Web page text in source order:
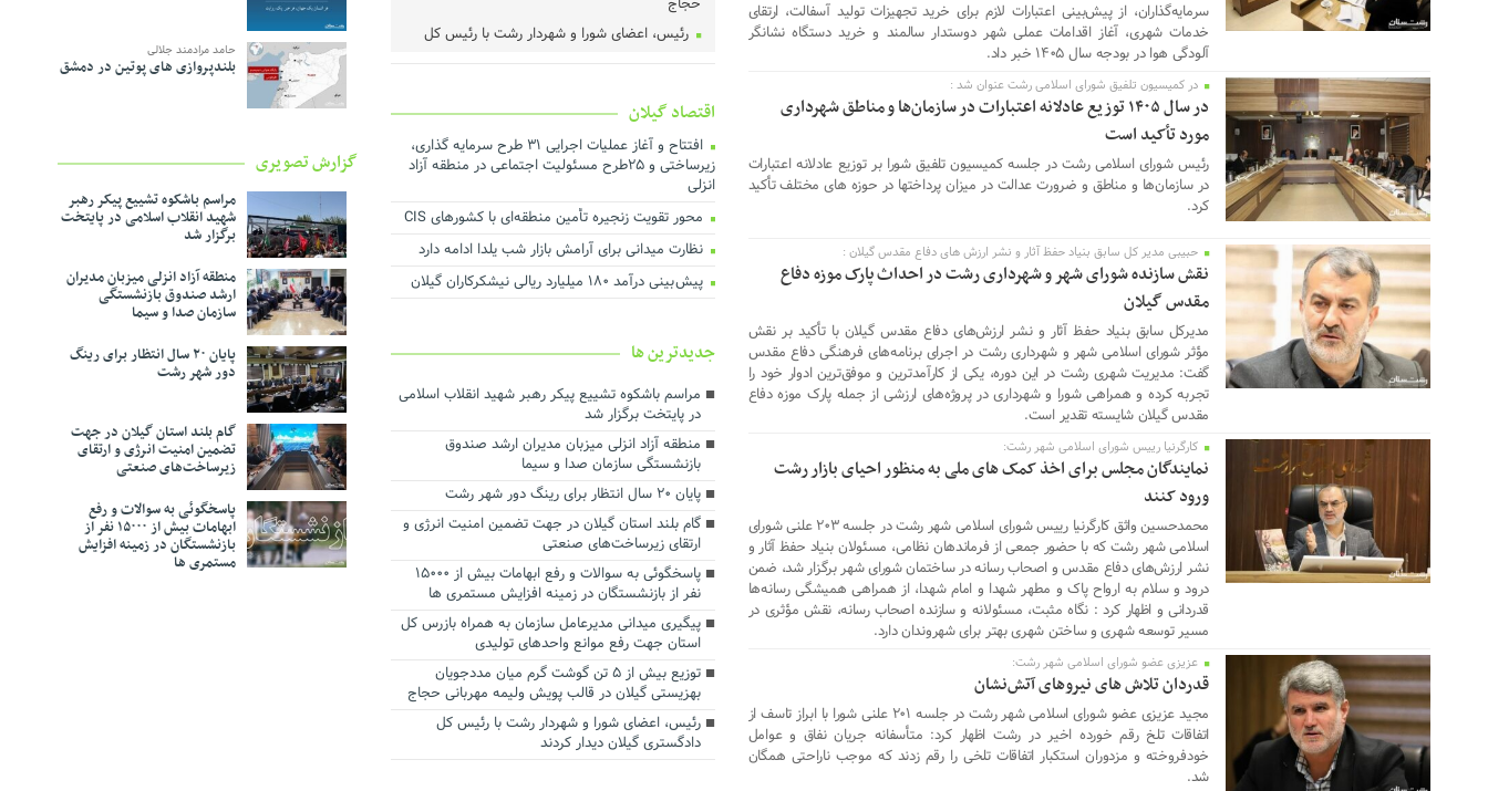
سرمایه‌گذاران، از پیش‌بینی اعتبارات لازم برای خرید تجهیزات تولید آسفالت، ارتقای
خدمات شهری، آغاز اقدامات عملی شهر دوستدار سالمند و خرید دستگاه نشانگر
آلودگی هوا در بودجه سال ۱۴۰۵ خبر داد.
08 فوریه 2026
در کمیسیون تلفیق شورای اسلامی رشت عنوان شد :
در سال ۱۴۰۵ توزیع عادلانه اعتبارات در سازمان‌ها و مناطق شهرداری
مورد تأکید است
رئیس شورای اسلامی رشت در جلسه کمیسیون تلفیق شورا بر توزیع عادلانه اعتبارات
در سازمان‌ها و مناطق و ضرورت عدالت در میزان پرداختها در حوزه های مختلف تأکید
کرد.
28 ژانویه 2026
حبیبی مدیر کل سابق بنیاد حفظ آثار و نشر ارزش های دفاع مقدس گیلان :
نقش سازنده شورای شهر و شهرداری رشت در احداث پارک موزه دفاع
مقدس گیلان
مدیرکل سابق بنیاد حفظ آثار و نشر ارزش‌های دفاع مقدس گیلان با تأکید بر نقش
مؤثر شورای اسلامی شهر و شهرداری رشت در اجرای برنامه‌های فرهنگی دفاع مقدس
گفت: مدیریت شهری رشت در این دوره، یکی از کارآمدترین و موفق‌ترین ادوار خود را
تجربه کرده و همراهی شورا و شهرداری در پروژه‌های ارزشی از جمله پارک موزه دفاع
مقدس گیلان شایسته تقدیر است.
کارگرنیا رییس شورای اسلامی شهر رشت:
نمایندگان مجلس برای اخذ کمک های ملی به منظور احیای بازار رشت
ورود کنند
محمدحسین واثق کارگرنیا رییس شورای اسلامی شهر رشت در جلسه ۲۰۳ علنی شورای
اسلامی شهر رشت که با حضور جمعی از فرماندهان نظامی، مسئولان بنیاد حفظ آثار و
نشر ارزش‌های دفاع مقدس و اصحاب رسانه در ساختمان شورای شهر برگزار شد، ضمن
درود و سلام به ارواح پاک و مطهر شهدا و امام شهدا، از همراهی همیشگی رسانه‌ها
قدردانی و اظهار کرد : نگاه مثبت، مسئولانه و سازنده اصحاب رسانه، نقش مؤثری در
مسیر توسعه شهری و ساختن شهری بهتر برای شهروندان دارد.
24 ژانویه 2026
عزیزی عضو شورای اسلامی شهر رشت:
قدردان تلاش های نیروهای آتش‌نشان
مجید عزیزی عضو شورای اسلامی شهر رشت در جلسه ۲۰۱ علنی شورا با ابراز تاسف از
اتفاقات تلخ رقم خورده اخیر در رشت اظهار کرد: متأسفانه جریان نفاق و عوامل
خودفروخته و مزدوران استکبار اتفاقات تلخی را رقم زدند که موجب ناراحتی همگان
شد.
رئیس، اعضای شورا و شهردار رشت با رئیس‌ کل
خرید تضمینی گندم در گیلان آغاز شد
لزوم اجماع رسانه‌ای برای نجات محیط‌زیست
گیلان
هم‌افزایی برای ارتقای فرهنگ مصرف و مدیریت
بهینه انرژی
تأخیر در پرداخت تسهیلات، اثربخشی حمایت از
تولید را کاهش می‌دهد
درآمد پایدار کلید توسعه شهری است
ارزش روز ۴۰ میلیارد تومانی پروژه برق اضطراری
توسعه حمل‌ونقل، انرژی و صنعت در دستور کار
استانداری گیلان
رضایت بازنشستگان و بهبود معیشت و تکریم
آنها سرلوحه اهداف سازمانی است
توسعه شبکه ریلی بندر کاسپین برای افزایش
ظرفیت ترانزیتی در دستور کار قرار گرفت
تفاهم‌نامه همکاری میان سازمان منطقه آزاد
انزلی و شرکت ملی پست جمهوری اسلامی ایران
امضا شد
اقتصاد گیلان
افتتاح و آغاز عملیات اجرایی ۳۱ طرح سرمایه گذاری،
زیرساختی و ۲۵طرح مسئولیت اجتماعی در منطقه آزاد
انزلی
محور تقویت زنجیره تأمین منطقه‌ای با کشورهای CIS
نظارت میدانی برای آرامش بازار شب یلدا ادامه دارد
پیش بینی درآمد ۱۸۰ میلیارد ریالی نیشکرکاران گیلان
جديدترين ها
مراسم باشکوه تشییع پیکر رهبر شهید انقلاب اسلامی
در پایتخت برگزار شد
منطقه آزاد انزلی میزبان مدیران ارشد صندوق
بازنشستگی سازمان صدا و سیما
پایان ۲۰ سال انتظار برای رینگ دور شهر رشت
گام بلند استان گیلان در جهت تضمین امنیت انرژی و
ارتقای زیرساخت‌های صنعتی
پاسخگوئی به سوالات و رفع ابهامات بیش از ۱۵۰۰۰
نفر از بازنشستگان در زمینه افزایش مستمری ها
پیگیری میدانی مدیرعامل سازمان به همراه بازرس کل
استان جهت رفع موانع واحدهای تولیدی
توزیع بیش از ۵ تن گوشت گرم میان مددجویان
بهزیستی گیلان در قالب پویش ولیمه مهربانی حجاج
رئیس، اعضای شورا و شهردار رشت با رئیس‌ کل
دادگستری گیلان دیدار کردند ‌
حامد مرادمند جلالی
بلندپروازی های پوتین در دمشق
گزارش تصویری
مراسم باشکوه تشییع پیکر رهبر
شهید انقلاب اسلامی در پایتخت
برگزار شد
منطقه آزاد انزلی میزبان مدیران
ارشد صندوق بازنشستگی
سازمان صدا و سیما
پایان ۲۰ سال انتظار برای رینگ
دور شهر رشت
گام بلند استان گیلان در جهت
تضمین امنیت انرژی و ارتقای
زیرساخت‌های صنعتی
پاسخگوئی به سوالات و رفع
ابهامات بیش از ۱۵۰۰۰ نفر از
بازنشستگان در زمینه افزایش
مستمری ها